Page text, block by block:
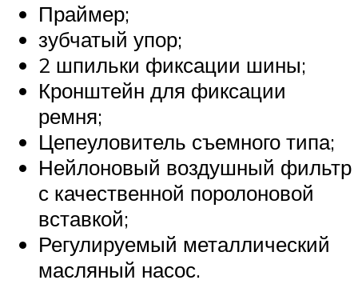
Праймер;
зубчатый упор;
2 шпильки фиксации шины;
Кронштейн для фиксации
ремня;
Цепеуловитель съемного типа;
Нейлоновый воздушный фильтр
с качественной поролоновой
вставкой;
Регулируемый металлический
масляный насос.